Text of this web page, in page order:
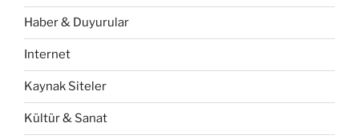
Haber & Duyurular
Internet
Kaynak Siteler
Kültür & Sanat